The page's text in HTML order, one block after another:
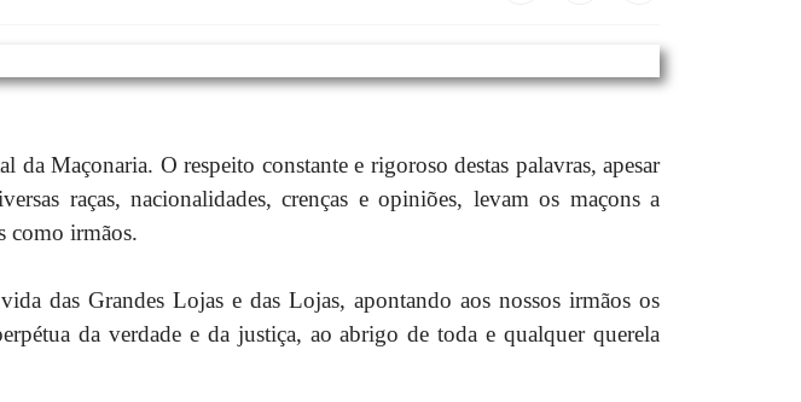
Maçonaria. O respeito constante e rigoroso destas palavras, apesar
raças, nacionalidades, crenças e opiniões, levam os maçons a
como irmãos.
das Grandes Lojas e das Lojas, apontando aos nossos irmãos os
da verdade e da justiça, ao abrigo de toda e qualquer querela